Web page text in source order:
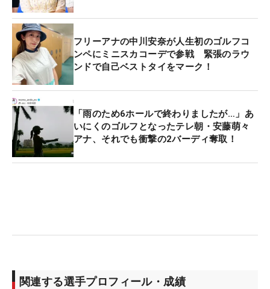
フリーアナの中川安奈が人生初のゴルフコ
ンペにミニスカコーデで参戦 緊張のラウ
ンドで自己ベストタイをマーク！
「雨のため6ホールで終わりましたが…」あ
いにくのゴルフとなったテレ朝・安藤萌々
アナ、それでも衝撃の2バーディ奪取！
関連する選手プロフィール・成績